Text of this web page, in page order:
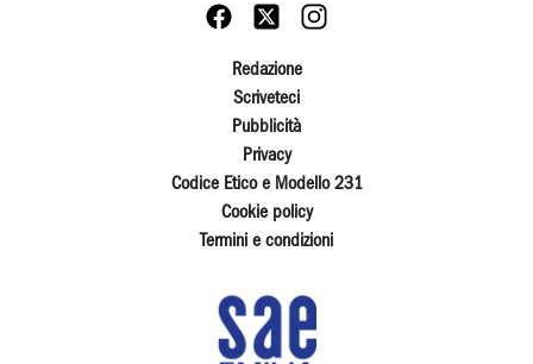
Redazione
Scriveteci
Pubblicità
Privacy
Codice Etico e Modello 231
Cookie policy
Termini e condizioni